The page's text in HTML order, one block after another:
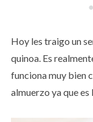
Hoy les traigo un
quinoa. Es
funciona muy bien
almuerzo ya que